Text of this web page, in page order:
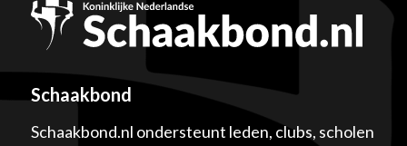
Schaakbond
Schaakbond.nl ondersteunt leden, clubs, scholen